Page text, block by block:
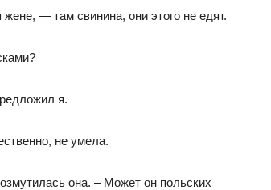
— там свинина, они этого не едят.
я.
не умела.
она. – Может он польских